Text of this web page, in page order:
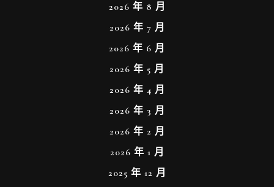
2026 年 8 月
2026 年 7 月
2026 年 6 月
2026 年 5 月
2026 年 4 月
2026 年 3 月
2026 年 2 月
2026 年 1 月
2025 年 12 月